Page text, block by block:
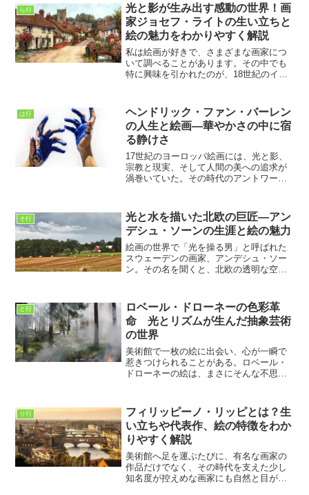
ら行
光と影が生み出す感動の世界！画
家ジョセフ・ライトの生い立ちと
絵の魅力をわかりやすく解説
私は絵画が好きで、さまざまな画家につ
いて調べることがあります。その中でも
特に興味を引かれたのが、18世紀のイギ
景の中に浮かび上がる人物や物の姿に強
く引き込まれました。ま...
は行
ヘンドリック・ファン・バーレン
の人生と絵画―華やかさの中に宿
る静けさ
17世紀のヨーロッパ絵画には、光と影、
宗教と現実、そして人間の美への追求が
渦巻いていた。その時代のアントワープ
Balen）。彼の名を聞いて、すぐに思い浮
かぶ人は...
そ行
光と水を描いた北欧の巨匠―アン
デシュ・ソーンの生涯と絵の魅力
絵画の世界で「光を操る男」と呼ばれた
スウェーデンの画家、アンデシュ・ソー
ン。その名を聞くと、北欧の透明な空気
彼は印象派と写実主義の間に立ち、独自
の光表現を追い求めた画家...
と行
ロベール・ドローネーの色彩革
命 光とリズムが生んだ抽象芸術
の世界
美術館で一枚の絵に出会い、心が一瞬で
惹きつけられることがある。ロベール・
ドローネーの絵は、まさにそんな不思議
ように見る人の感情を揺さぶる。私が彼
の作品を初めて見たときも...
り行
フィリッピーノ・リッピとは？生
い立ちや代表作、絵の特徴をわか
りやすく解説
美術館へ足を運ぶたびに、有名な画家の
作品だけでなく、その時代を支えた少し
知名度が控えめな画家にも自然と目が向